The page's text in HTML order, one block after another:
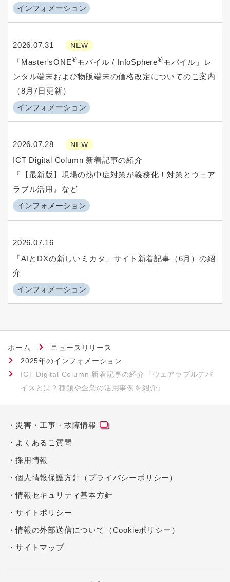
インフォメーション
2026.07.31 NEW
インフォメーション
「Master'sONE®モバイル / InfoSphere®モバイル」レ
ンタル端末および物販端末の価格改定についてのご案内
（8月7日更新）
2026.07.28 NEW
インフォメーション
ICT Digital Column 新着記事の紹介
『【最新版】現場の熱中症対策が義務化！対策とウェア
ラブル活用』など
2026.07.16
インフォメーション
「AIとDXの新しいミカタ」サイト新着記事（6月）の紹
介
ホーム
ニュースリリース
2025年のインフォメーション
ICT Digital Column 新着記事の紹介『ウェアラブルデバ
イスとは？種類や企業の活用事例を紹介』
災害・工事・故障情報
よくあるご質問
採用情報
個人情報保護方針（プライバシーポリシー）
情報セキュリティ基本方針
サイトポリシー
情報の外部送信について（Cookieポリシー）
サイトマップ